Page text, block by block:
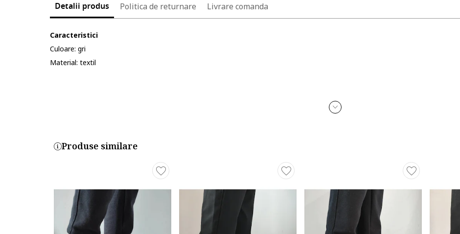
Detalii produs Politica de returnare Livrare comanda
Caracteristici
Culoare: gri
Material: textil
Produse similare